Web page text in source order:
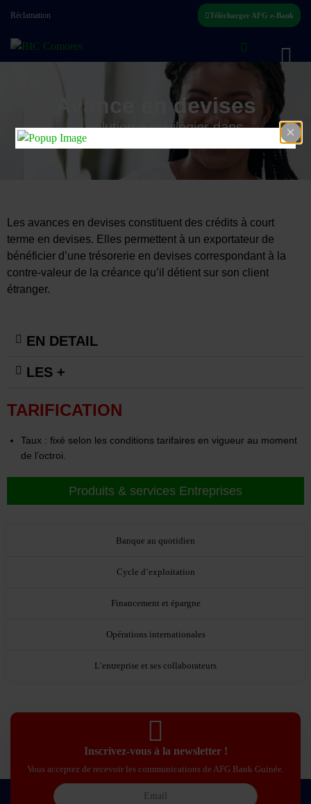
Réclamation Télécharger AFG e-Bank
Avance en devises
La solution à privilégier dans
la réalisation de vos marchés !
Les avances en devises constituent des crédits à court
terme en devises. Elles permettent à un exportateur de
bénéficier d’une trésorerie en devises correspondant à la
contre-valeur de la créance qu’il détient sur son client
étranger.
EN DETAIL
LES +
TARIFICATION
Taux : fixé selon les conditions tarifaires en vigueur au moment
de l’octroi.
Produits & services Entreprises
Banque au quotidien
Cycle d’exploitation
Financement et épargne
Opérations internationales
L’entreprise et ses collaborateurs
Inscrivez-vous à la newsletter !
Vous acceptez de recevoir les communications de AFG Bank Guinée.